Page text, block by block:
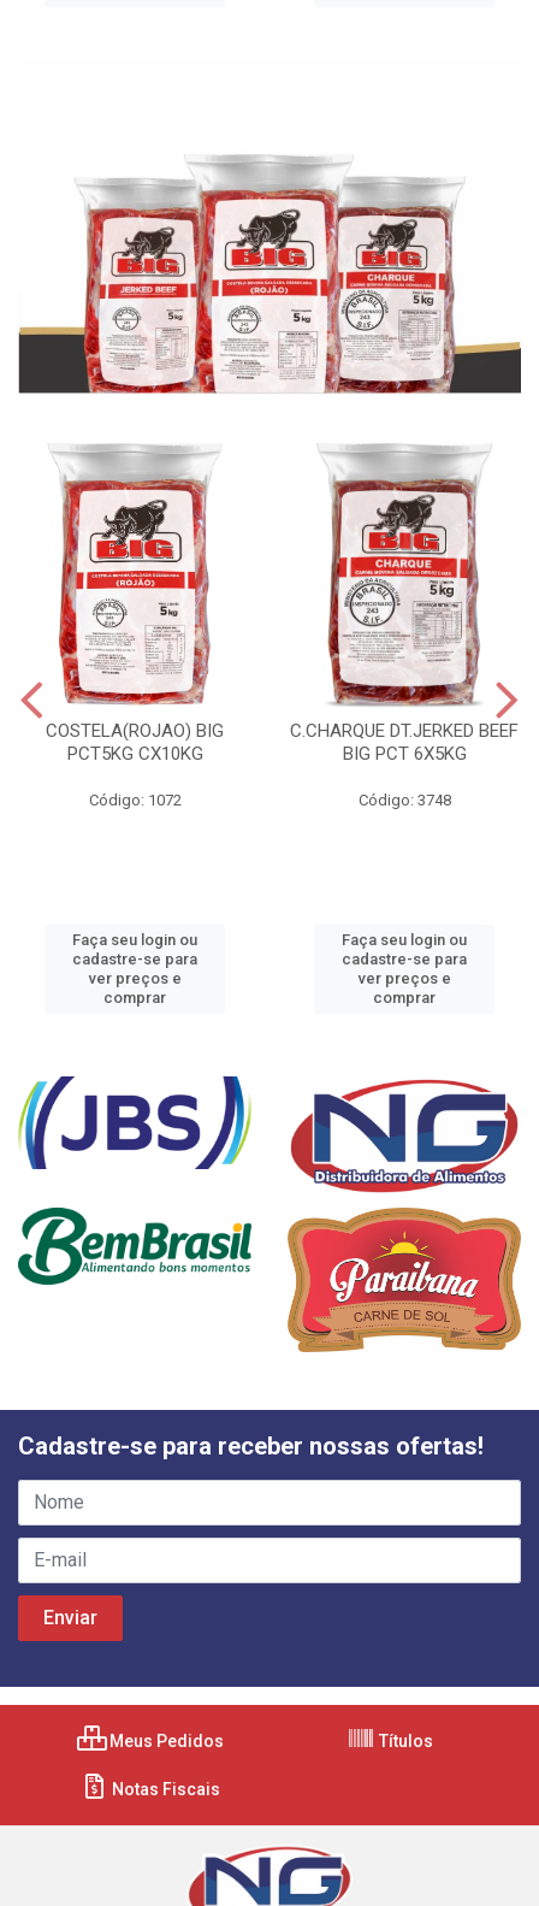
COSTELA(ROJAO) BIG
PCT5KG CX10KG
Código: 1072
Faça seu login ou
cadastre-se para
ver preços e
comprar
C.CHARQUE DT.JERKED BEEF
BIG PCT 6X5KG
Código: 3748
Faça seu login ou
cadastre-se para
ver preços e
comprar
Cadastre-se para receber nossas ofertas!
Meus Pedidos Títulos
Notas Fiscais